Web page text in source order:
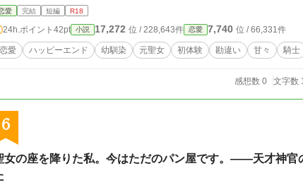
愛 完結 短編 R18
24h.ポイント 42pt 小説 17,272 位 / 228,643件 恋愛 7,740 位 / 66,331件
恋愛 ハッピーエンド 幼馴染 元聖女 初体験 勘違い 甘々 騎士
感想数 0 文字数
6
女の座を降りた私。今はただのパン屋です。――天才神官